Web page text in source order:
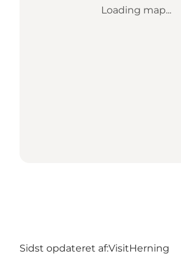
Loading map...
Sidst opdateret af:VisitHerning